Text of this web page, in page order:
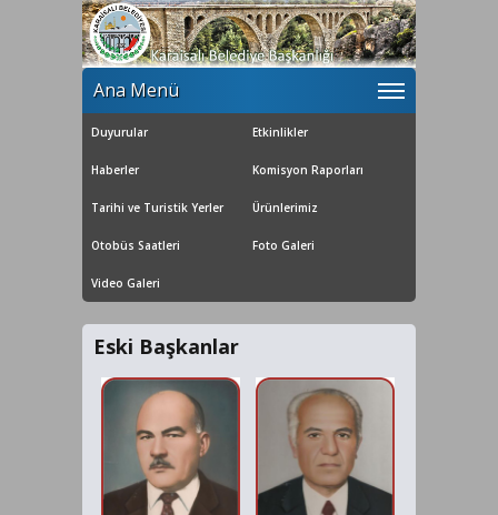
Ana Menü
Duyurular Etkinlikler
Haberler Komisyon Raporları
Tarihi ve Turistik Yerler Ürünlerimiz
Otobüs Saatleri Foto Galeri
Video Galeri
Eski Başkanlar